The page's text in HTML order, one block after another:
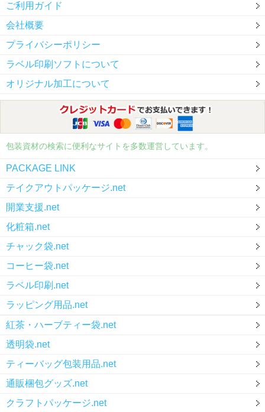
ご利用ガイド
会社概要
プライバシーポリシー
ラベル印刷ソフトについて
オリジナル加工について
包装資材の検索に便利なサイトを多数運営しています。
PACKAGE LINK
テイクアウトパッケージ.net
開業支援.net
化粧箱.net
チャック袋.net
コーヒー袋.net
ラベル印刷.net
ラッピング用品.net
紅茶・ハーブティー袋.net
透明袋.net
ティーバッグ包装用品.net
通販梱包グッズ.net
クラフトパッケージ.net